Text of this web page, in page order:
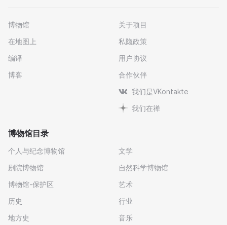
博物馆
在地图上
编译
博客
关于项目
私隐政策
用户协议
合作伙伴
我们是VKontakte
我们在禅
博物馆目录
个人与纪念博物馆
剧院博物馆
博物馆-保护区
历史
地方史
文学
自然科学博物馆
艺术
行业
音乐